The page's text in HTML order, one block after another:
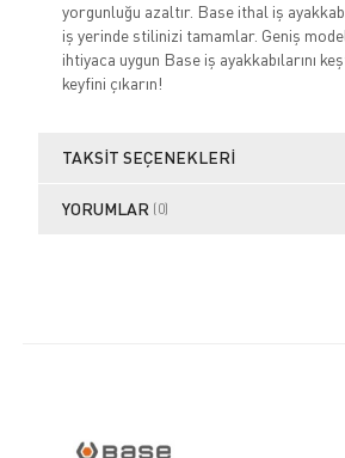
yorgunluğu azaltır. Base ithal iş
iş yerinde stilinizi tamamlar. Geniş
ihtiyaca uygun Base iş ayakkabılarını
keyfini çıkarın!
TAKSIT SEÇENEKLERI
YORUMLAR (0)